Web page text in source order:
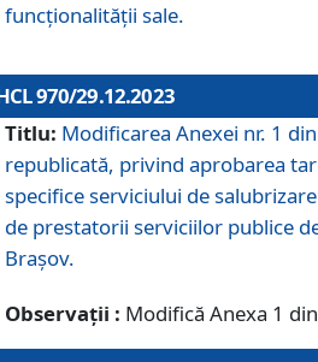
funcționalității sale.
970/29.12.2023
Titlu: Modificarea Anexei nr. 1
republicată, privind aprobarea
specifice serviciului de
de prestatorii serviciilor publice
Brașov.
Observații : Modifică Anexa 1